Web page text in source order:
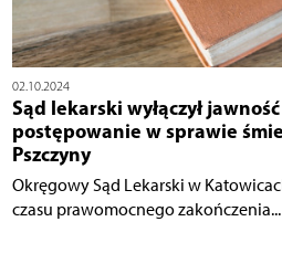
02.10.2024
Sąd lekarski wyłączył
postępowanie w sprawie
Pszczyny
Okręgowy Sąd Lekarski w
czasu prawomocnego zakończenia...